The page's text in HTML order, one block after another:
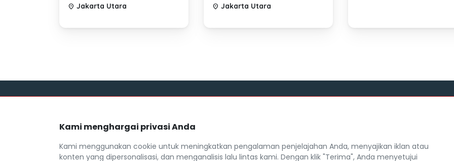
location_on Jakarta Utara location_on Jakarta Utara
FAQ
Hak Cipta
Mocil.id by DSF dikembangkan sebagai
selama ini kesulitan dalam mencari
Kami menghargai privasi Anda
Kami menggunakan cookie untuk meningkatkan pengalaman penjelajahan Anda, menyajikan iklan atau
konten yang dipersonalisasi, dan menganalisis lalu lintas kami. Dengan klik "Terima", Anda menyetujui